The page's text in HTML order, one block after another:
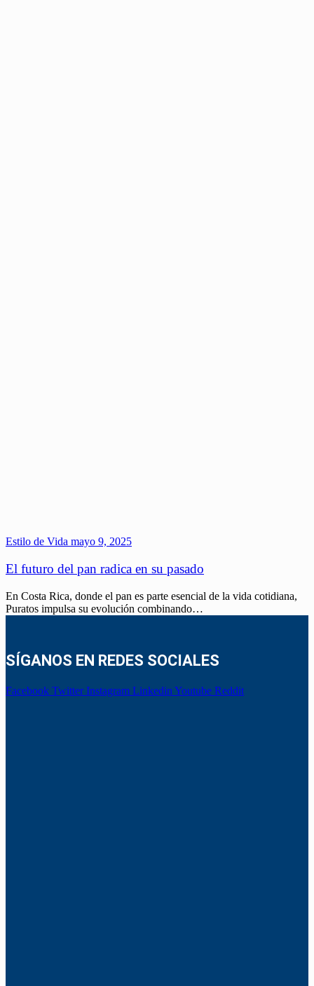
Estilo de Vida mayo 9, 2025
El futuro del pan radica en su pasado
En Costa Rica, donde el pan es parte esencial de la vida cotidiana,
Puratos impulsa su evolución combinando…
SÍGANOS EN REDES SOCIALES
Facebook Twitter Instagram Linkedin Youtube Reddit